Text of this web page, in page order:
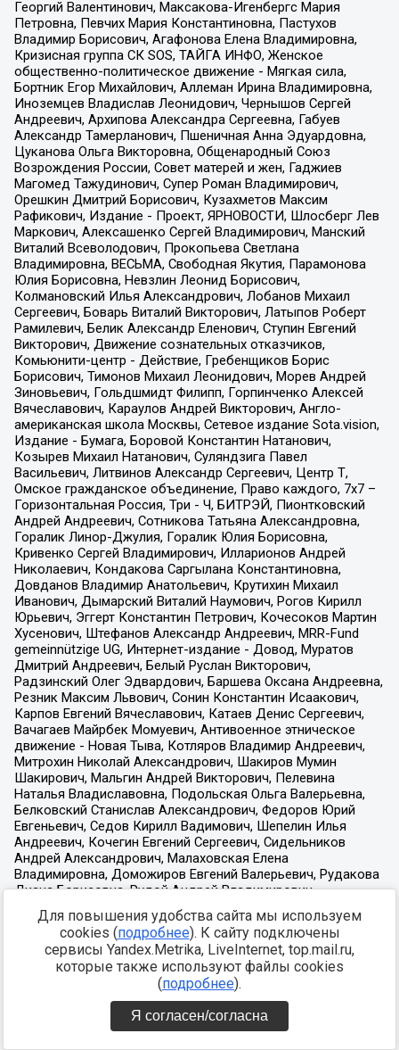
Для повышения удобства сайта мы используем
cookies (подробнее). К сайту подключены
сервисы Yandex.Metrika, LiveInternet, top.mail.ru,
которые также используют файлы cookies
(подробнее).
Я согласен/согласна